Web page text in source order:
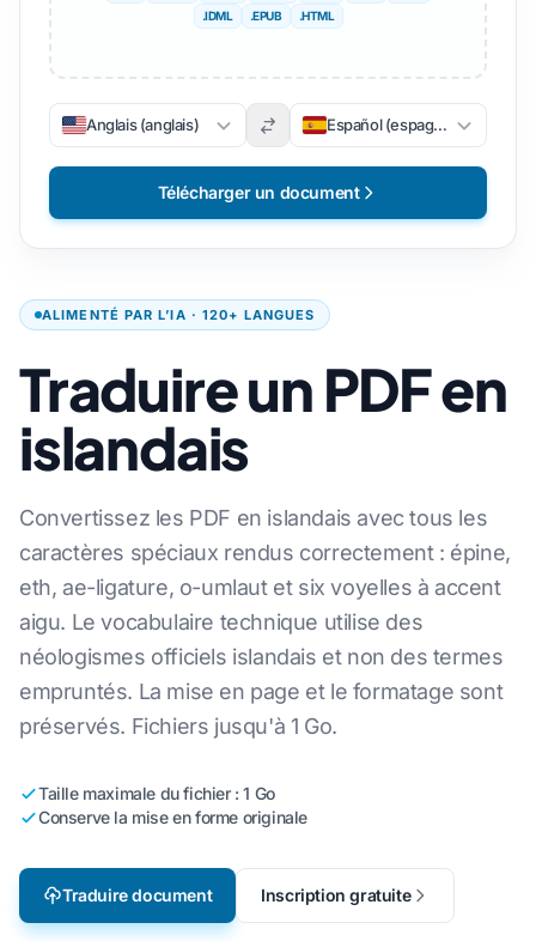
ALIMENTÉ PAR L’IA · 120+ LANGUES
Traduire un PDF en
islandais
Convertissez les PDF en islandais avec tous les
caractères spéciaux rendus correctement : épine,
eth, ae-ligature, o-umlaut et six voyelles à accent
aigu. Le vocabulaire technique utilise des
néologismes officiels islandais et non des termes
empruntés. La mise en page et le formatage sont
préservés. Fichiers jusqu'à 1 Go.
Taille maximale du fichier : 1 Go
Conserve la mise en forme originale
Traduire document Inscription gratuite
.IDML
.EPUB .HTML
Anglais (anglais) Español (espagnol)
Télécharger un document